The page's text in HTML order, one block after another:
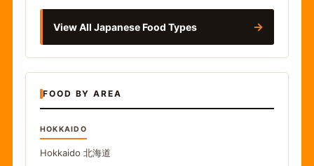
View All Japanese Food Types →
FOOD BY AREA
HOKKAIDO
Hokkaido 北海道